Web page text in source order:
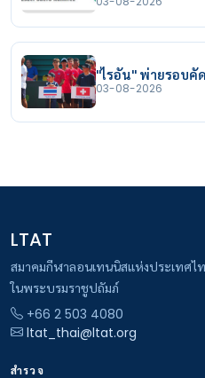
"ไรอัน" พ่ายรอบคั
03-08-2026
LTAT
สมาคมกีฬาลอนเทนนิสแห่งประเทศไ
ในพระบรมราชูปถัมภ์
+66 2 503 4080
ltat_thai@ltat.org
สำรวจ